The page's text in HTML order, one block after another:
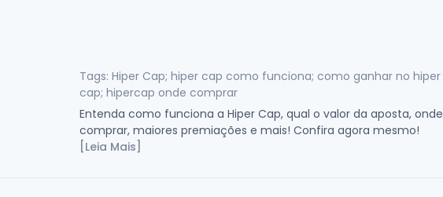
Tags: Hiper Cap; hiper cap como funciona; como ganhar no hiper
cap; hipercap onde comprar
Entenda como funciona a Hiper Cap, qual o valor da aposta, onde
comprar, maiores premiações e mais! Confira agora mesmo!
[Leia Mais]